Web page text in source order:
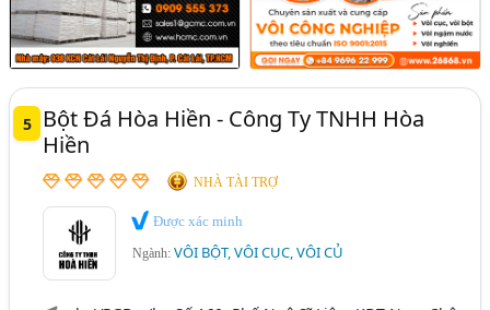
5
Bột Đá Hòa Hiền - Công Ty TNHH Hòa
Hiền
NHÀ TÀI TRỢ
Được xác minh
Ngành:VÔI BỘT, VÔI CỤC, VÔI CỦ